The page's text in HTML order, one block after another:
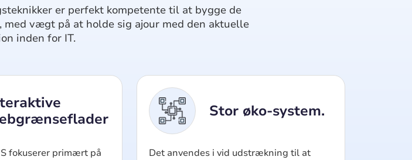
er perfekt kompetente til at bygge de
med vægt på at holde sig ajour med den aktuelle
inden for IT.
fokuserer primært på
Stor øko-system.
Det anvendes i vid udstrækning til at